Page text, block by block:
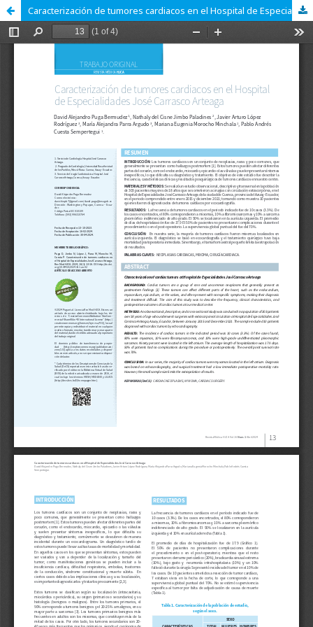
Caracterización de tumores cardiacos en el Hospital de Especialidades José Carrasco Arteaga